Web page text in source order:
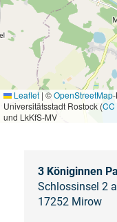
Leaflet | ©OpenStreetMap
Universitätsstadt Rostock (CC
und LkKfS-MV
3 Königinnen
Schlossinsel 2 a
17252 Mirow